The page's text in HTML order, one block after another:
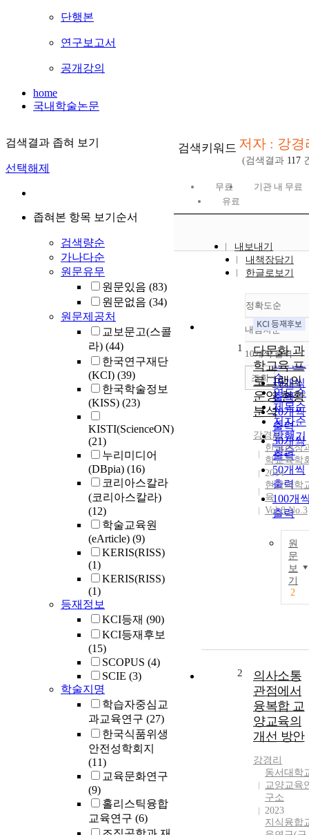
단행본
연구보고서
공개강의
home
국내학술논문
검색결과 좁혀 보기
선택해제
좁혀본 항목 보기순서
검색량순
가나다순
원문유무
원문있음 (83)
원문없음 (34)
원문제공처
교보문고(스콜
라) (44)
한국연구재단
(KCI) (39)
한국학술정보
(KISS) (23)
KISTI(ScienceON)
(21)
누리미디어
(DBpia) (16)
코리아스칼라
(코리아스칼라)
(12)
학술교육원
(eArticle) (9)
KERIS(RISS)
(1)
KERIS(RISS)
(1)
등재정보
KCI등재 (90)
KCI등재후보
(15)
SCOPUS (4)
SCIE (3)
학술지명
학습자중심교
과교육연구 (27)
한국식품위생
안전성학회지
(11)
교육문화연구
(9)
홀리스틱융합
교육연구 (6)
검색키워드 저자 : 강경
(검색결과 117
무료
기관 내 무료
유료
내보내기
내책장담기
한글로보기
정확도순
정확도
순
인기도
순
연도순
제목순
저자순
발행기
관순
내림차순
내림차
10개씩 출력
10개씩
출력
20개씩
출력
30개씩
출력
50개씩
출력
100개
출력
조회
1
다문화 과
학교육 프
로그램의
운영 현황
분석
강경리
한국현장
학교육학
2014
현장과학
육
Vol.8 No.3
원
문
보
기
2
2
의사소통
관점에서
융복합 교
양교육의
개선 방안
강경리
동서대학
교양교육
구소
2023
지식융합